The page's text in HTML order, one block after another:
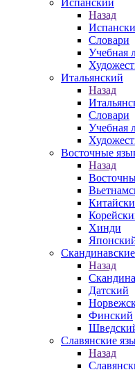
Испанский
Назад
Словари
Учебная
Итальянский
Назад
Словари
Учебная
Восточные
Назад
Хинди
Назад
Датский
Финский
Славянские
Назад